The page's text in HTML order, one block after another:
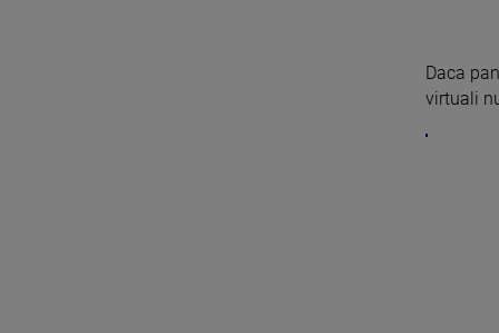
Daca
virtuali